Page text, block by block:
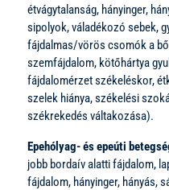
étvágytalanság, hányinger,
sipolyok, váladékozó sebek,
fájdalmas/vörös csomók a
szemfájdalom, kötőhártya
fájdalomérzet székeléskor,
szelek hiánya, székelési
székrekedés váltakozása).
Epehólyag- és epeúti
jobb bordaív alatti fájdalom,
fájdalom, hányinger, hányás,